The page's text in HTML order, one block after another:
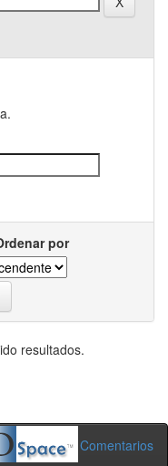
por
resultados.
Comentarios